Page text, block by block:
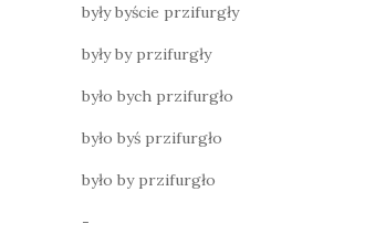
były byście przifurgły
były by przifurgły
było bych przifurgło
było byś przifurgło
było by przifurgło
-